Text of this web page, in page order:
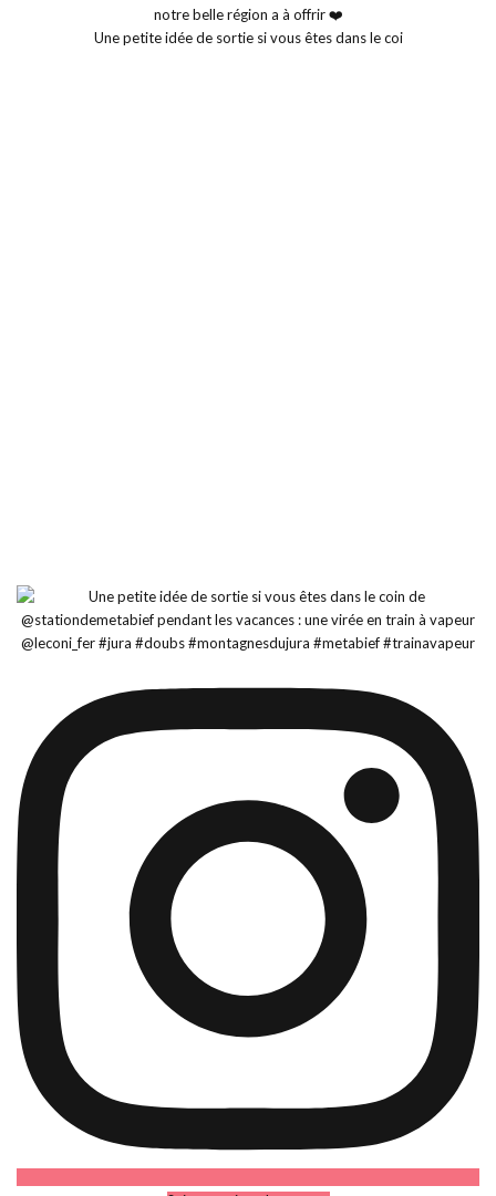
Une petite idée de sortie si vous êtes dans le coi